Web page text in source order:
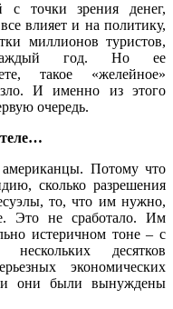
с точки зрения денег,
влияет и на политику,
миллионов туристов,
год. Но ее
такое «желейное»
И именно из этого
очередь.
Потому что
сколько разрешения
то, что им нужно,
не сработало. Им
истеричном тоне – с
нескольких десятков
экономических
и они были вынуждены